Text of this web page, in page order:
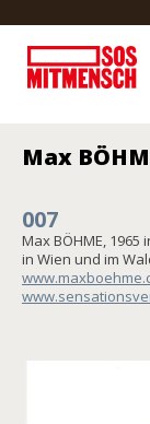
Max
007
Max BÖHME,
in Wien und im